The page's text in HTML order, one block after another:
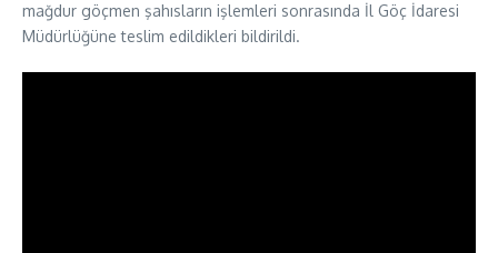
mağdur göçmen şahısların işlemleri sonrasında İl Göç İdaresi
Müdürlüğüne teslim edildikleri bildirildi.